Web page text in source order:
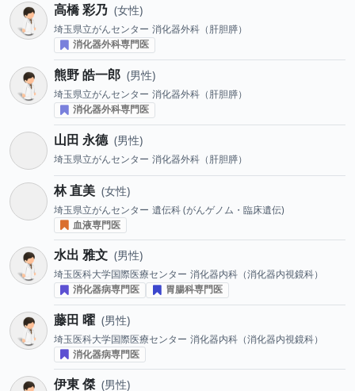
高橋 彩乃 女性
埼玉県立がんセンター 消化器外科（肝胆膵）
消化器外科専門医
熊野 皓一郎 男性
埼玉県立がんセンター 消化器外科（肝胆膵）
消化器外科専門医
山田 永德 男性
埼玉県立がんセンター 消化器外科（肝胆膵）
林 直美 女性
埼玉県立がんセンター 遺伝科 (がんゲノム・臨床遺伝)
血液専門医
水出 雅文 男性
埼玉医科大学国際医療センター 消化器内科（消化器内視鏡科）
消化器病専門医
胃腸科専門医
藤田 曜 男性
埼玉医科大学国際医療センター 消化器内科（消化器内視鏡科）
消化器病専門医
伊東 傑 男性